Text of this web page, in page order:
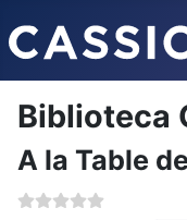
Biblioteca
A la Table